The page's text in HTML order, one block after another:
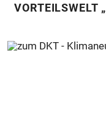
VORTEILSWELT